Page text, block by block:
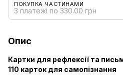
ПОКУПКА ЧАСТИНАМИ
3 платежі по 330.00 грн
Опис
Картки для рефлексії та
110 карток для самопізнання